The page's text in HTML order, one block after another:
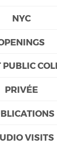
NYC
PRIVÉE
VISITS